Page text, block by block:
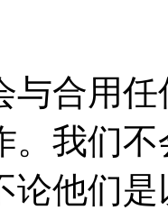
合用任
。我们
论他们